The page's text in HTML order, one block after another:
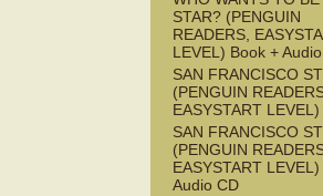
STAR? (PENGUIN
READERS,
LEVEL) Book +
SAN FRANCISCO
(PENGUIN
EASYSTART
SAN FRANCISCO
(PENGUIN
EASYSTART
Audio CD